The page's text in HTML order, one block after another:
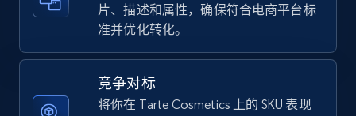
by keywords search
URL, Title, Available, Description, Currency, Initial
price, Final price, Discount percent, and more.
5.4K+ 668+
片、描述和属性，确保符合电商平台标
准并优化转化。
竞争对标
将你在 Tarte Cosmetics 上的 SKU 表现